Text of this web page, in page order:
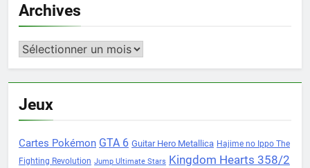
Archives
Archives
Jeux
Cartes Pokémon GTA 6 Guitar Hero Metallica Hajime no Ippo The
Fighting Revolution Jump Ultimate Stars Kingdom Hearts 358/2